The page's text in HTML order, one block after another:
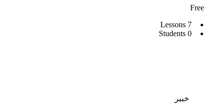
Free
7 Lessons
0 Students
خبير